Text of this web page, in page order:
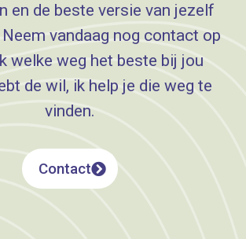
en de beste versie van jezelf
vandaag nog contact op
welke weg het beste bij jou
de wil, ik help je die weg te
vinden.
Contact